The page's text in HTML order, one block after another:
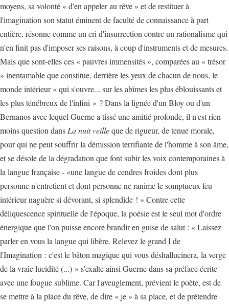
moyens, sa volonté « d'en appeler au rêve » et de restituer à
l'imagination son statut éminent de faculté de connaissance à part
entière, résonne comme un cri d'insurrection contre un rationalisme qui
n'en finit pas d'imposer ses raisons, à coup d'instruments et de mesures.
Mais que sont-elles ces « pauvres immensités », comparées au « trésor
» inentamable que constitue, derrière les yeux de chacun de nous, le
monde intérieur « qui s'ouvre... sur les abîmes les plus éblouissants et
les plus ténébreux de l'infini » ? Dans la lignée d'un Bloy ou d'un
Bernanos avec lequel Guerne a tissé une amitié profonde, il n'est rien
moins question dans La nuit veilleque de rigueur, de tenue morale,
pour qui ne peut souffrir la démission terrifiante de l'homme à son âme,
et se désole de la dégradation que font subir les voix contemporaines à
la langue française - «une langue de cendres froides dont plus
personne n'entretient et dont personne ne ranime le somptueux feu
intérieur naguère si dévorant, si splendide ! » Contre cette
déliquescence spirituelle de l'époque, la poésie est le seul mot d'ordre
énergique que l'on puisse encore brandir en guise de salut : « Laissez
parler en vous la langue qui libère. Relevez le grand I de
l'Imagination : c'est le bâton magique qui vous déshallucinera, la verge
de la vraie lucidité (...) » s'exalte ainsi Guerne dans sa préface écrite
avec une fougue sublime. Car l'aveuglement, prévient le poète, est de
se mettre à la place du rêve, de dire « je » à sa place, et de prétendre